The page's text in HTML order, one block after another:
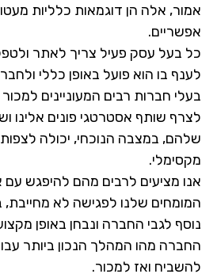
אלה הן דוגמאות כלליות מעטות
בעל עסק פעיל צריך לאתר ולטפל
בו הוא פועל באופן כללי ולחברה
חברות רבים המעוניינים למכור
שותף אסטרטגי פונים אלינו
במצבה הנוכחי, יכולה לצפות
מציעים לרבים מהם להיפגש עם אחד
שלנו לפגישה לא מחייבת,
לגבי החברה ונבחן באופן מקצועי
מהו המהלך הנכון ביותר עבורו:
ואז למכור.